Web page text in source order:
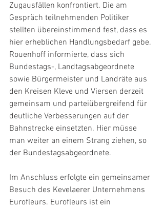
Zugausfällen konfrontiert. Die am
Gespräch teilnehmenden Politiker
stellten übereinstimmend fest, dass es
hier erheblichen Handlungsbedarf gebe.
Rouenhoff informierte, dass sich
Bundestags-, Landtagsabgeordnete
sowie Bürgermeister und Landräte aus
den Kreisen Kleve und Viersen derzeit
gemeinsam und parteiübergreifend für
deutliche Verbesserungen auf der
Bahnstrecke einsetzten. Hier müsse
man weiter an einem Strang ziehen, so
der Bundestagsabgeordnete.
Im Anschluss erfolgte ein gemeinsamer
Besuch des Kevelaerer Unternehmens
Eurofleurs. Eurofleurs ist ein